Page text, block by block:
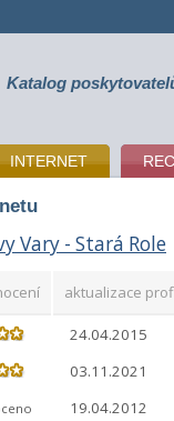
Katalog
INTERNET
Vary - Stará Role
aktualizace
24.04.2015
03.11.2021
19.04.2012